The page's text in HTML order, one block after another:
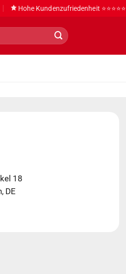
Hohe Kundenzufriedenheit ⭐⭐⭐⭐⭐
18
DE